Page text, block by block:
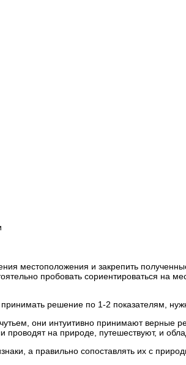
местоположения и закрепить
пробовать сориентироваться на
решение по 1-2 показателям,
они интуитивно принимают
проводят на природе, путешествуют, и
а правильно сопоставлять их с